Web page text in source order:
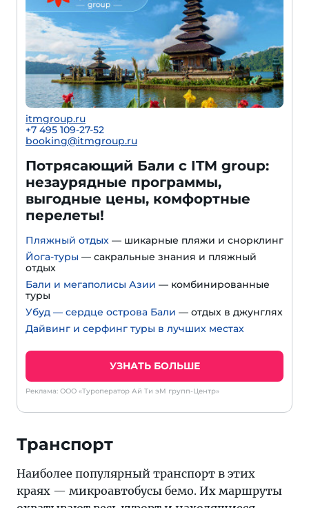
itmgroup.ru
+7 495 109-27-52
booking@itmgroup.ru
Потрясающий Бали с ITM group:
незаурядные программы,
выгодные цены, комфортные
перелеты!
Пляжный отдых — шикарные пляжи и снорклинг
Йога-туры — сакральные знания и пляжный
отдых
Бали и мегаполисы Азии — комбинированные
туры
Убуд — сердце острова Бали — отдых в джунглях
Дайвинг и серфинг туры в лучших местах
УЗНАТЬ БОЛЬШЕ
Реклама: ООО «Туроператор Ай Ти эМ групп-Центр»
Транспорт
Наиболее популярный транспорт в этих
краях — микроавтобусы бемо. Их маршруты